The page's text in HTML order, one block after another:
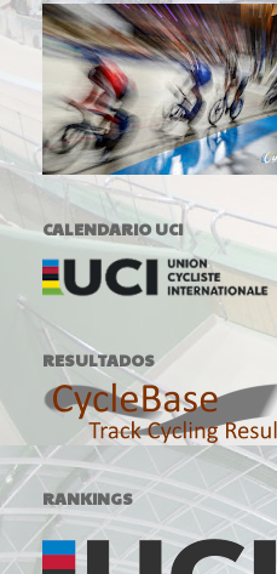
CALENDARIO UCI
RESULTADOS
RANKINGS